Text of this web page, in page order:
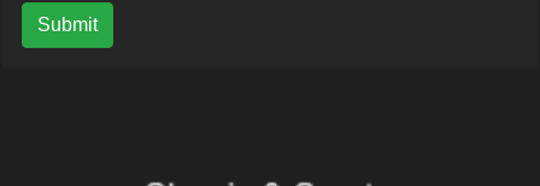
Submit